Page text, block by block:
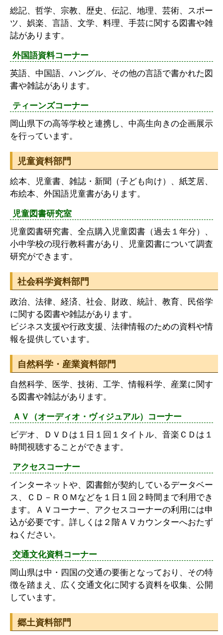
総記、哲学、宗教、歴史、伝記、地理、芸術、スポー
ツ、娯楽、言語、文学、料理、手芸に関する図書や雑
誌があります。
外国語資料コーナー
英語、中国語、ハングル、その他の言語で書かれた図
書や雑誌があります。
ティーンズコーナー
岡山県下の高等学校と連携し、中高生向きの企画展示
を行っています。
児童資料部門
絵本、児童書、雑誌・新聞（子ども向け）、紙芝居、
布絵本、外国語児童書があります。
児童図書研究室
児童図書研究書、全点購入児童図書（過去１年分）、
小中学校の現行教科書があり、児童図書について調査
研究ができます。
社会科学資料部門
政治、法律、経済、社会、財政、統計、教育、民俗学
に関する図書や雑誌があります。
ビジネス支援や行政支援、法律情報のための資料や情
報を提供しています。
自然科学・産業資料部門
自然科学、医学、技術、工学、情報科学、産業に関す
る図書や雑誌があります。
ＡＶ（オーディオ・ヴィジュアル）コーナー
ビデオ、ＤＶＤは１日１回１タイトル、音楽ＣＤは１
時間視聴することができます。
アクセスコーナー
インターネットや、図書館が契約しているデータベー
ス、ＣＤ－ＲＯＭなどを１日１回２時間まで利用でき
ます。ＡＶコーナー、アクセスコーナーの利用には申
込が必要です。詳しくは２階ＡＶカウンターへおたず
ねください。
交通文化資料コーナー
岡山県は中・四国の交通の要衝となっており、その特
徴を踏まえ、広く交通文化に関する資料を収集、公開
しています。
郷土資料部門